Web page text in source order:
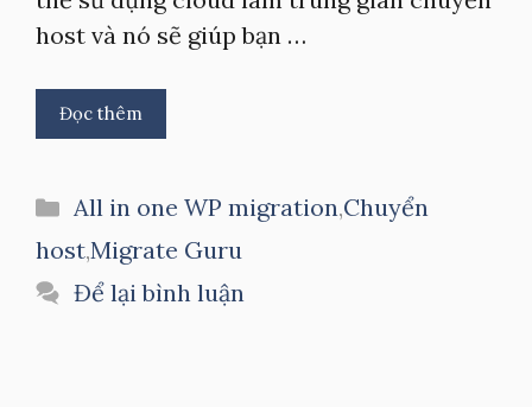
host và nó sẽ giúp bạn …
Đọc thêm
Danh
mục
All in one WP migration,Chuyển
host,Migrate Guru
Để lại bình luận